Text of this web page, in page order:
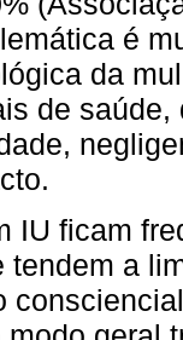
é
da
de
IU ficam
tendem a